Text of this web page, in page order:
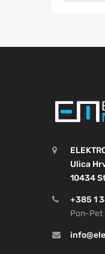
Ulica
10434
+385 1
Pon-Pet